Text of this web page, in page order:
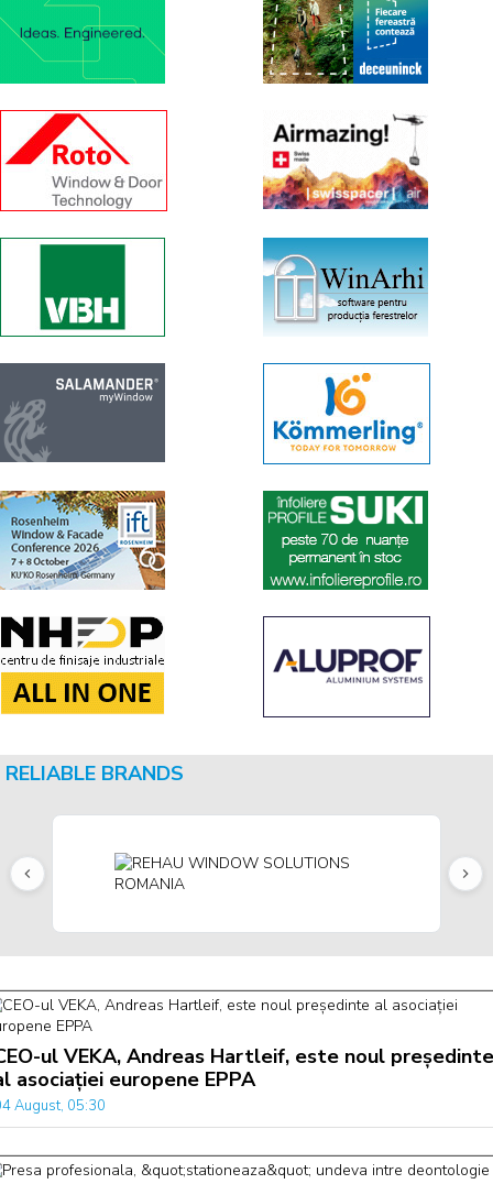
RELIABLE BRANDS
ul VEKA, Andreas Hartleif, este noul președinte
asociației europene EPPA
August, 05:30